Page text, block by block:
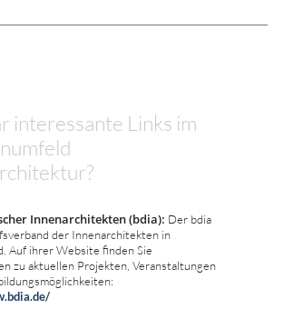
interessante Links im
Innenarchitekten (bdia): Der bdia
der Innenarchitekten in
Auf ihrer Website finden Sie
zu aktuellen Projekten, Veranstaltungen